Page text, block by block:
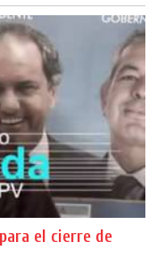
el cierre de